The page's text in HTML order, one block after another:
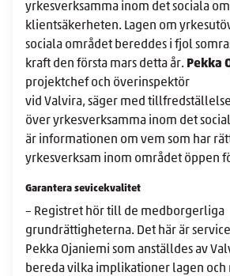
yrkesverksamma inom det sociala
klientsäkerheten. Lagen om
sociala området bereddes i fjol
kraft den första mars detta år. Pekka
projektchef och överinspektör
vid Valvira, säger med
över yrkesverksamma inom det
är informationen om vem som har
yrkesverksam inom området öppen
Garantera sevicekvalitet
– Registret hör till de medborgerliga
grundrättigheterna. Det här är
Pekka Ojaniemi som anställdes av
bereda vilka implikationer lagen och